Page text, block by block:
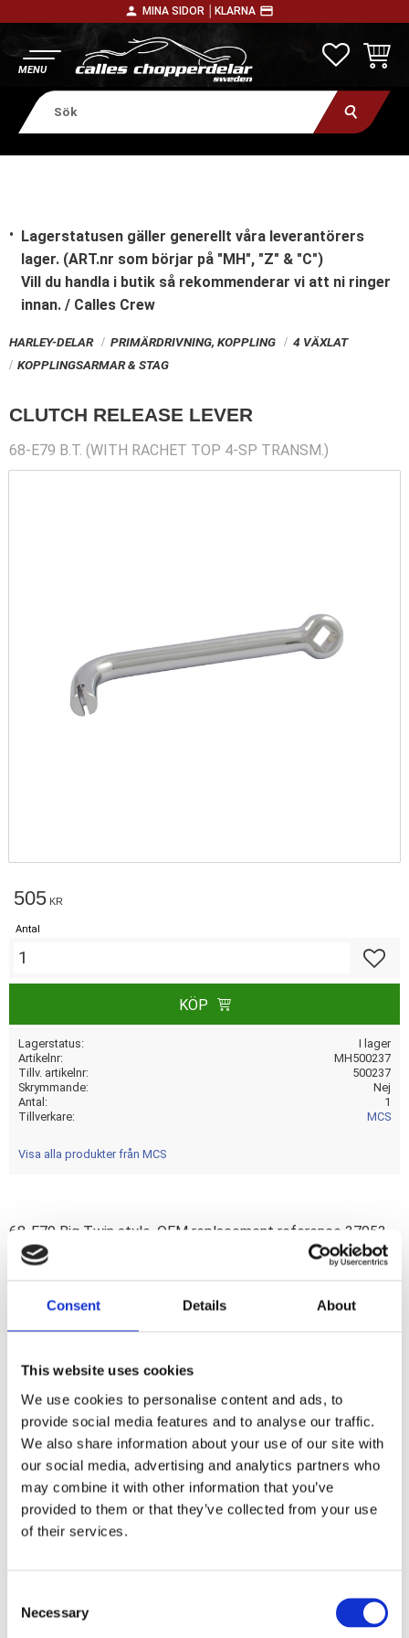
Consent Details About
This website uses cookies
We use cookies to personalise content and ads, to
provide social media features and to analyse our traffic.
We also share information about your use of our site with
our social media, advertising and analytics partners who
may combine it with other information that you’ve
provided to them or that they’ve collected from your use
of their services.
Necessary
person MINA SIDOR │ KLARNA payment
Lagerstatusen gäller generellt våra leverantörers
lager. (ART.nr som börjar på "MH", "Z" & "C")
Vill du handla i butik så rekommenderar vi att ni ringer
innan. / Calles Crew
HARLEY-DELAR PRIMÄRDRIVNING, KOPPLING
4 VÄXLAT
KOPPLINGSARMAR & STAG
CLUTCH RELEASE LEVER
68-E79 B.T. (WITH RACHET TOP 4-SP TRANSM.)
505 KR
Antal
KÖP
Lagerstatus
I lager
Artikelnr
MH500237
Tillv. artikelnr
500237
Skrymmande
Nej
Antal
1
Tillverkare
MCS
Visa alla produkter från MCS
68-E79 Big Twin style. OEM replacement reference 37053-
68 and 37053-78
Dela med dig
c
b
o
k
Omdömen
Du
Bli den första att lämna ett omdöme.